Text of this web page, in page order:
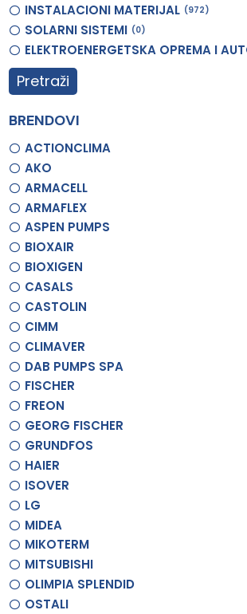
INSTALACIONI MATERIJAL 972
SOLARNI SISTEMI 0
ELEKTROENERGETSKA OPREMA I
Pretraži
BRENDOVI
ACTIONCLIMA
AKO
ARMACELL
ARMAFLEX
ASPEN PUMPS
BIOXAIR
BIOXIGEN
CASALS
CASTOLIN
CIMM
CLIMAVER
DAB PUMPS SPA
FISCHER
FREON
GEORG FISCHER
GRUNDFOS
HAIER
ISOVER
LG
MIDEA
MIKOTERM
MITSUBISHI
OLIMPIA SPLENDID
OSTALI